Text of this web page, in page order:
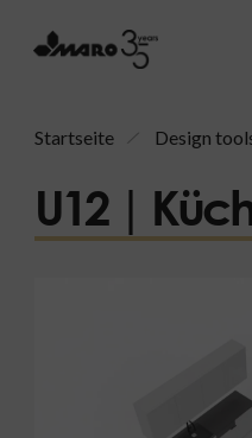
Startseite Design
U12 |